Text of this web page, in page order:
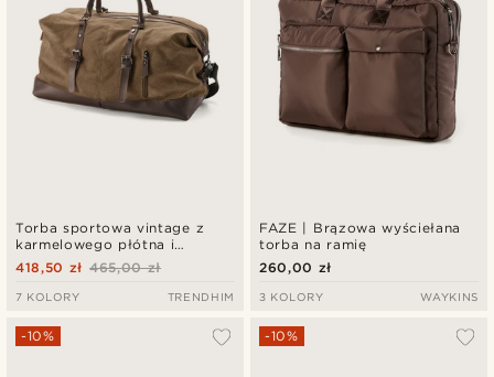
Torba sportowa vintage z
karmelowego płótna i
brązowej skóry465,00 zł
418,50 zł
7 KOLORY TRENDHIM
FAZE | Brązowa wyściełana
torba na ramię
260,00 zł
3 KOLORY WAYKINS
-10% -10%